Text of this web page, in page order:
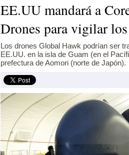
EE.UU mandará a
Drones para vigilar
Los drones Global Hawk podrían ser
EE.UU. en la isla de Guam (en el
prefectura de Aomori (norte de Japón).